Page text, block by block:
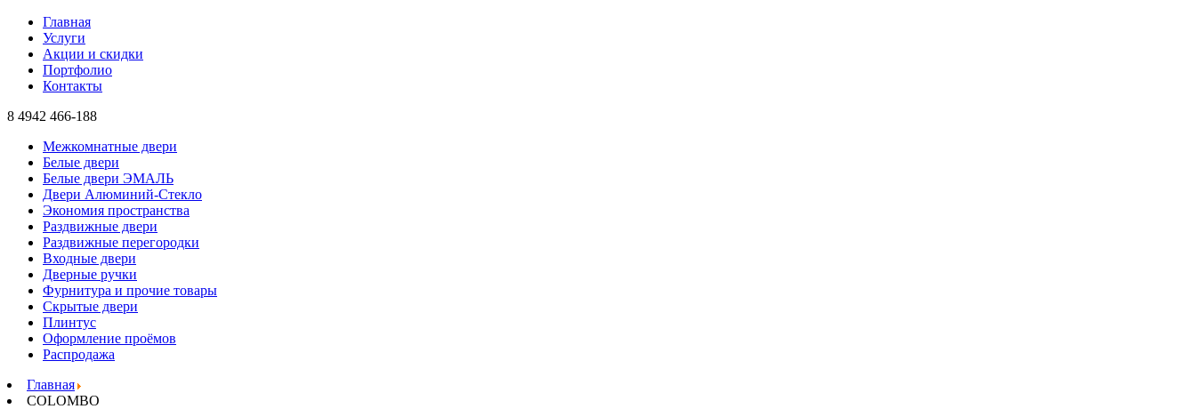
Главная
Услуги
Акции и скидки
Портфолио
Контакты
8 4942 466-188
Межкомнатные двери
Белые двери
Белые двери ЭМАЛЬ
Двери Алюминий-Стекло
Экономия пространства
Раздвижные двери
Раздвижные перегородки
Входные двери
Дверные ручки
Фурнитура и прочие товары
Скрытые двери
Плинтус
Оформление проёмов
Распродажа
Главная
COLOMBO